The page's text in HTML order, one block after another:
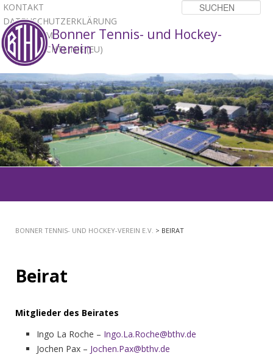
KONTAKT
DATENSCHUTZERKLÄRUNG
IMPRESSUM
COOKIE-RICHTLINIE (EU)
Bonner Tennis- und Hockey-
Verein
1 2 3
INHALT
BONNER TENNIS- UND HOCKEY-VEREIN E.V. > BEIRAT
Beirat
Mitglieder des Beirates
Ingo La Roche – Ingo.La.Roche@bthv.de
Jochen Pax – Jochen.Pax@bthv.de